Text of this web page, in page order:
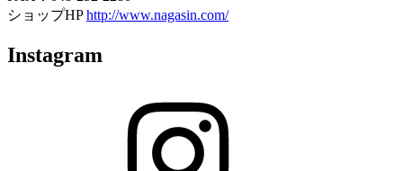
ショップHPhttp://www.nagasin.com/
Instagram